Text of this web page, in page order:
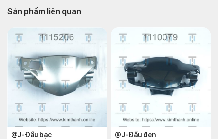
Sản phẩm liên quan
@J-Đầu bạc
@J-Đầu đen